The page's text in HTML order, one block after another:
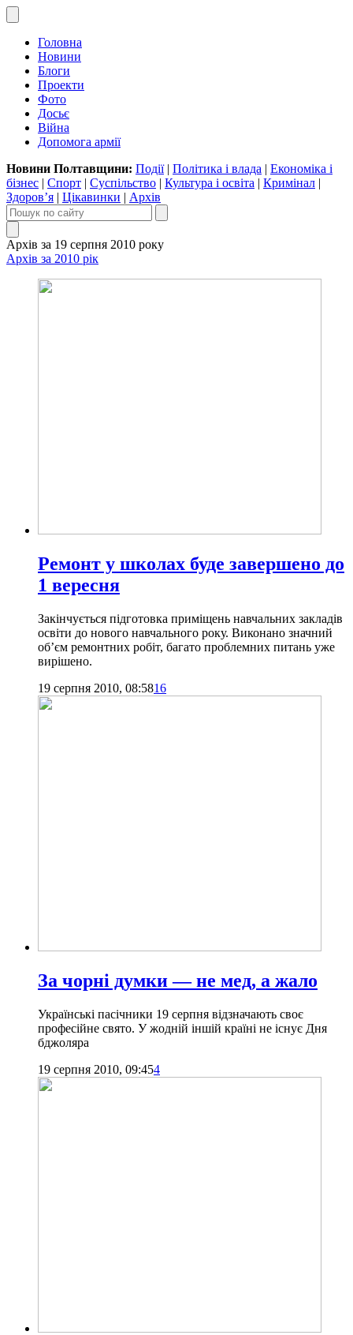
Головна
Новини
Блоги
Проекти
Фото
Досьє
Війна
Допомога армії
Новини Полтавщини: Події| Політика і влада | Економіка і
бізнес | Спорт | Суспільство | Культура і освіта | Кримінал |
Здоров’я | Цікавинки | Архів
Архів за 19 серпня 2010 року
Архів за 2010 рік
Ремонт у школах буде завершено до
1 вересня
Закінчується підготовка приміщень навчальних закладів
освіти до нового навчального року. Виконано значний
об’єм ремонтних робіт, багато проблемних питань уже
вирішено.
19 серпня 2010, 08:5816
За чорні думки — не мед, а жало
Українські пасічники 19 серпня відзначають своє
професійне свято. У жодній іншій країні не існує Дня
бджоляра
19 серпня 2010, 09:454